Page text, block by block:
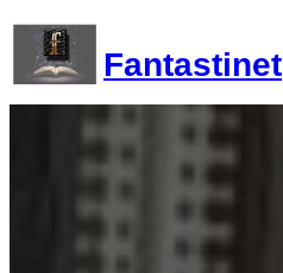
contenu
Fantastinet